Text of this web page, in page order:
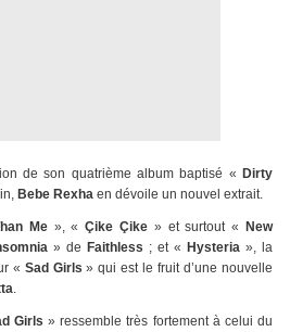
de son quatrième album baptisé « Dirty
Bebe Rexha en dévoile un nouvel extrait.
Me», « Çike Çike » et surtout « New
» de Faithless ; et « Hysteria », la
« Sad Girls » qui est le fruit d’une nouvelle
.
Girls» ressemble très fortement à celui du